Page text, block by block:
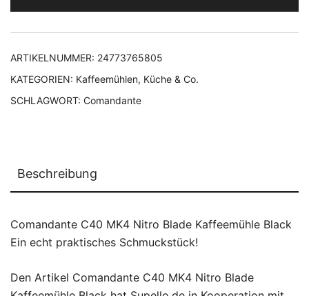
ARTIKELNUMMER: 24773765805
KATEGORIEN: Kaffeemühlen, Küche & Co.
SCHLAGWORT: Comandante
Beschreibung
Comandante C40 MK4 Nitro Blade Kaffeemühle Black
Ein echt praktisches Schmuckstück!
Den Artikel Comandante C40 MK4 Nitro Blade